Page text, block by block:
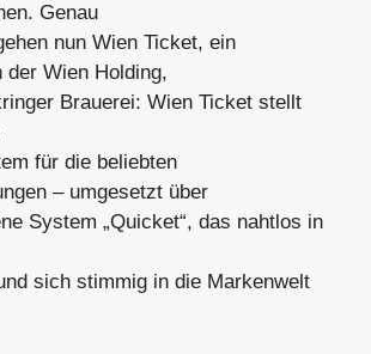
Genau
nun Wien Ticket, ein
der Wien Holding,
Brauerei: Wien Ticket stellt
für die beliebten
– umgesetzt über
System „Quicket“, das nahtlos in
sich stimmig in die Markenwelt